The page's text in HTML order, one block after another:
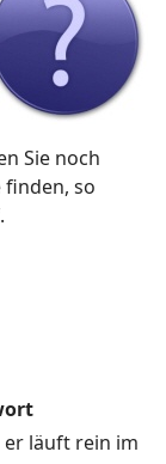
Sie noch
so
er läuft rein im